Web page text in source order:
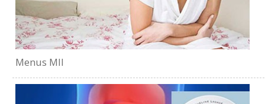
Menus MII